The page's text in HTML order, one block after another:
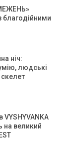
благодійними
ніч:
людські
скелет
VYSHYVANKA
на великий